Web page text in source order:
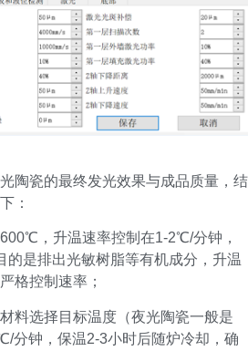
陶瓷的最终发光效果与成品质量，结
：
，升温速率控制在1-2℃/分钟，
的是排出光敏树脂等有机成分，升温
格控制速率；
料选择目标温度（夜光陶瓷一般是
分钟，保温2-3小时后随炉冷却，确